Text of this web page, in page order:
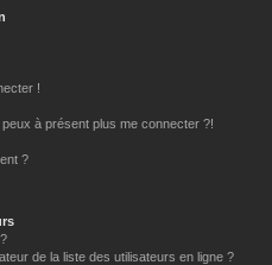
!
à présent plus me connecter ?!
?
de la liste des utilisateurs en ligne ?